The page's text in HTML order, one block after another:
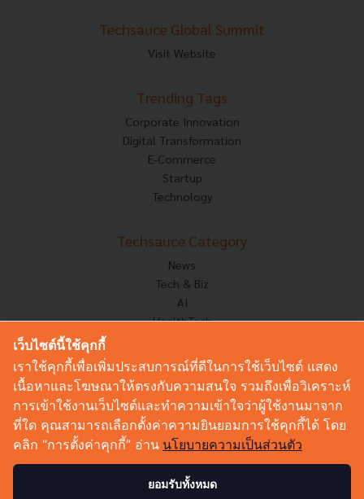
Techsauce Global Summit
Visit Website
Trending Tags
Corporate Innovation
Digital Transformation
E-Commerce
Startup
Technology
Techsauce Category
News
Tech & Biz
AI
HealthTech
Corp Innov
Saucy Thoughts
Based On
Sustainable
Videos
Podcast
เว็บไซต์นี้ใช้คุกกี้
เราใช้คุกกี้เพื่อเพิ่มประสบการณ์ที่ดีในการใช้เว็บไซต์ แสดง
เนื้อหาและโฆษณาให้ตรงกับความสนใจ รวมถึงเพื่อวิเคราะห์
การเข้าใช้งานเว็บไซต์และทำความเข้าใจว่าผู้ใช้งานมาจาก
ที่ใด คุณสามารถเลือกตั้งค่าความยินยอมการใช้คุกกี้ได้ โดย
คลิก “การตั้งค่าคุกกี้” อ่าน นโยบายความเป็นส่วนตัว
ยอมรับทั้งหมด